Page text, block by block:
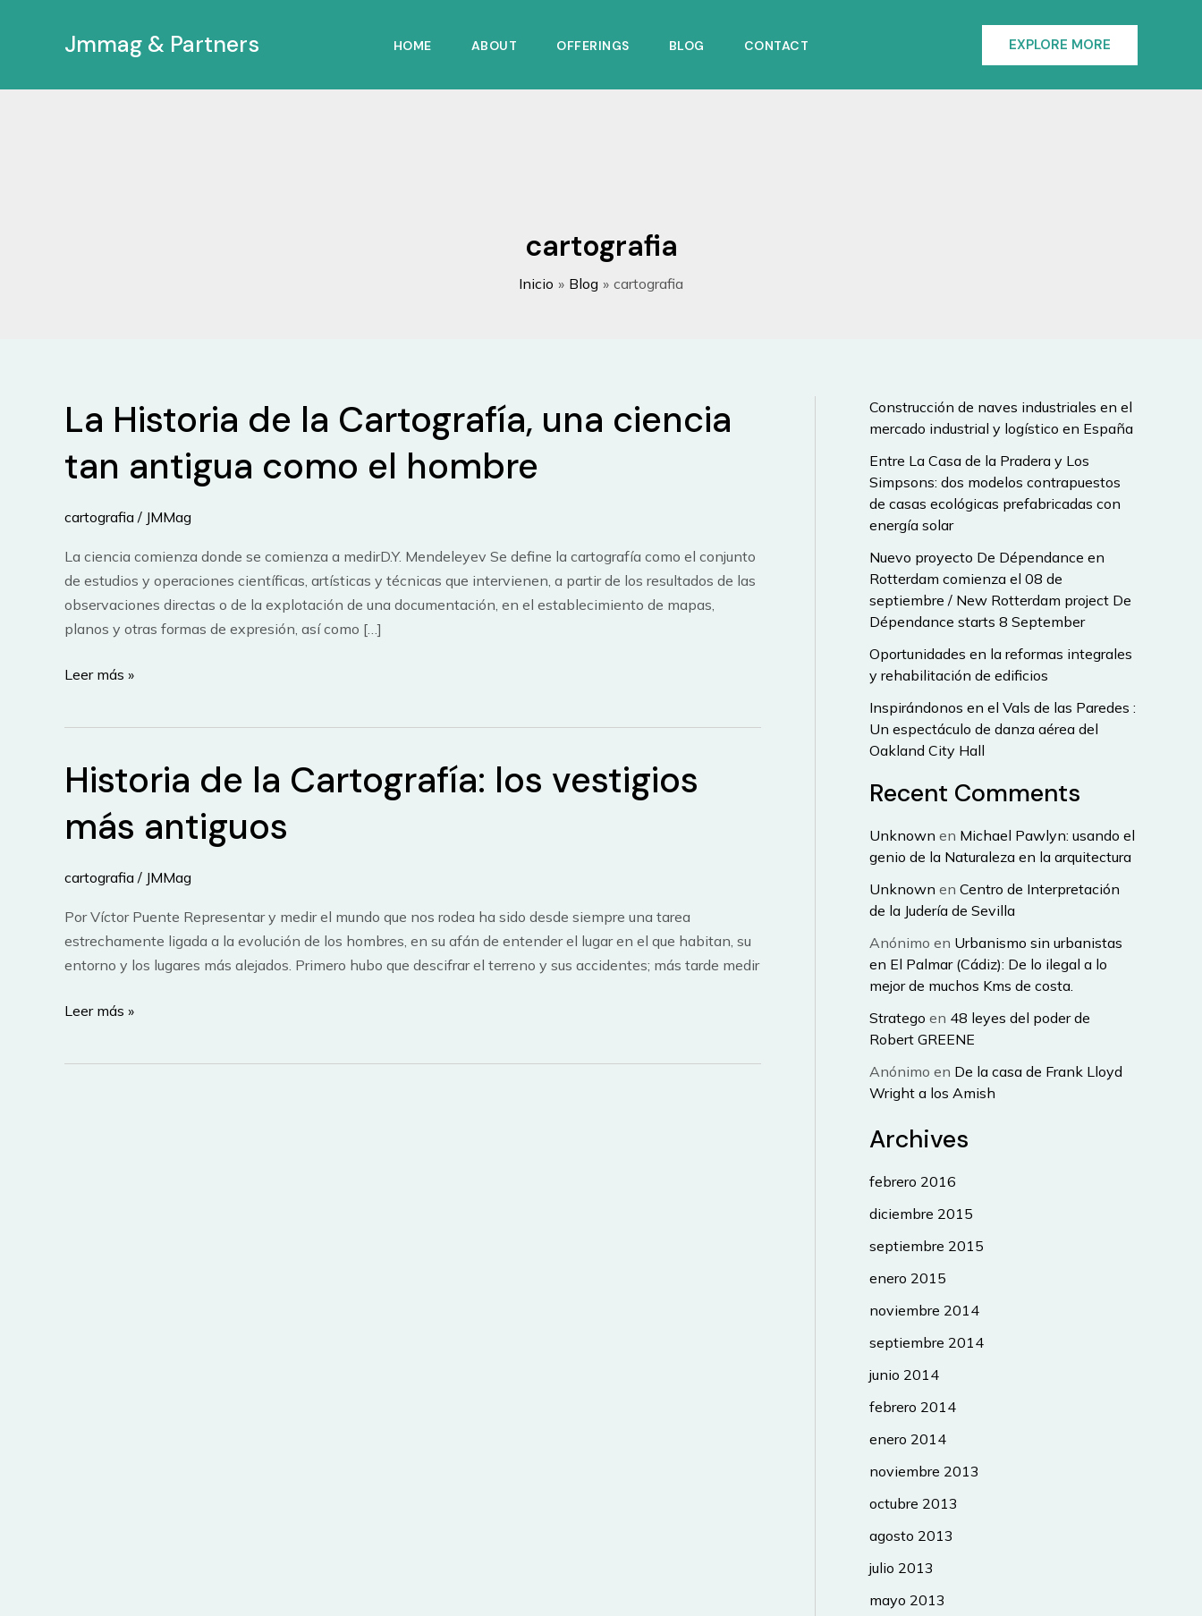
Jmmag & Partners HOME ABOUT OFFERINGS BLOG CONTACT EXPLORE MORE
cartografia
Inicio Blog cartografia
La Historia de la Cartografía, una ciencia
tan antigua como el hombre
cartografia / JMMag
La ciencia comienza donde se comienza a medirD.Y. Mendeleyev Se define la cartografía como el conjunto
de estudios y operaciones científicas, artísticas y técnicas que intervienen, a partir de los resultados de las
observaciones directas o de la explotación de una documentación, en el establecimiento de mapas,
planos y otras formas de expresión, así como […]
La
Cartografía,
una
ciencia
tan
como
el
hombre
Leer más »
Historia de la Cartografía: los vestigios
más antiguos
cartografia / JMMag
Por Víctor Puente Representar y medir el mundo que nos rodea ha sido desde siempre una tarea
estrechamente ligada a la evolución de los hombres, en su afán de entender el lugar en el que habitan, su
entorno y los lugares más alejados. Primero hubo que descifrar el terreno y sus accidentes; más tarde medir
Historia
Leer más »
Construcción de naves industriales en el
mercado industrial y logístico en España
Entre La Casa de la Pradera y Los
Simpsons: dos modelos contrapuestos
de casas ecológicas prefabricadas con
energía solar
Nuevo proyecto De Dépendance en
Rotterdam comienza el 08 de
septiembre / New Rotterdam project De
Dépendance starts 8 September
Oportunidades en la reformas integrales
y rehabilitación de edificios
Inspirándonos en el Vals de las Paredes :
Un espectáculo de danza aérea del
Oakland City Hall
Recent Comments
Unknown en Michael Pawlyn: usando el
genio de la Naturaleza en la arquitectura
Unknown en Centro de Interpretación
de la Judería de Sevilla
Anónimo en Urbanismo sin urbanistas
en El Palmar (Cádiz): De lo ilegal a lo
mejor de muchos Kms de costa.
Stratego en 48 leyes del poder de
Robert GREENE
Anónimo en De la casa de Frank Lloyd
Wright a los Amish
Archives
febrero 2016
diciembre 2015
septiembre 2015
enero 2015
noviembre 2014
septiembre 2014
junio 2014
febrero 2014
enero 2014
noviembre 2013
octubre 2013
agosto 2013
julio 2013
mayo 2013